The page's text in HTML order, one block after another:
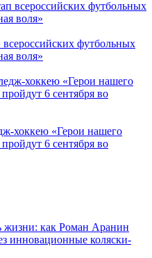
футбольных
воля»
хоккею «Герои нашего
6 сентября во